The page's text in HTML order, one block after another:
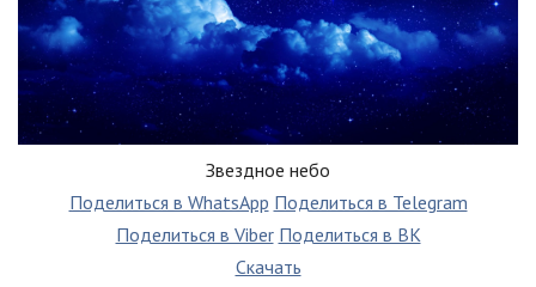
Звездное небо
Поделиться в WhatsApp Поделиться в Telegram
Поделиться в Viber Поделиться в ВК
Скачать